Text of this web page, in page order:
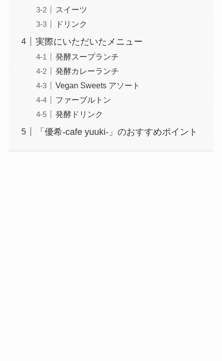
スイーツ
ドリンク
実際にいただいたメニュー
発酵スープランチ
発酵カレーランチ
Vegan Sweets アソート
ファーブルトン
発酵ドリンク
「優希-cafe yuuki-」のおすすめポイント